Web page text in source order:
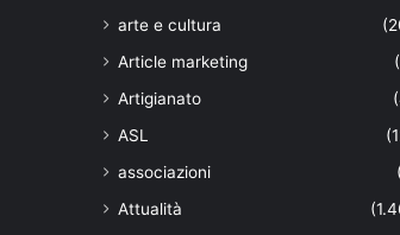
arte e cultura
Article marketing
Artigianato
ASL
associazioni
Attualità